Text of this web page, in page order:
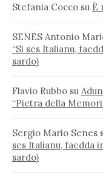
Stefania Cocco su È
SENES Antonio
“Si ses Italianu,
sardo)
Flavio Rubbo su
“Pietra della
Sergio Mario Senes
ses Italianu, faedda
sardo)